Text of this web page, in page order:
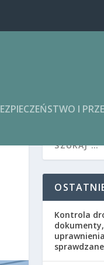
I
Kontrola